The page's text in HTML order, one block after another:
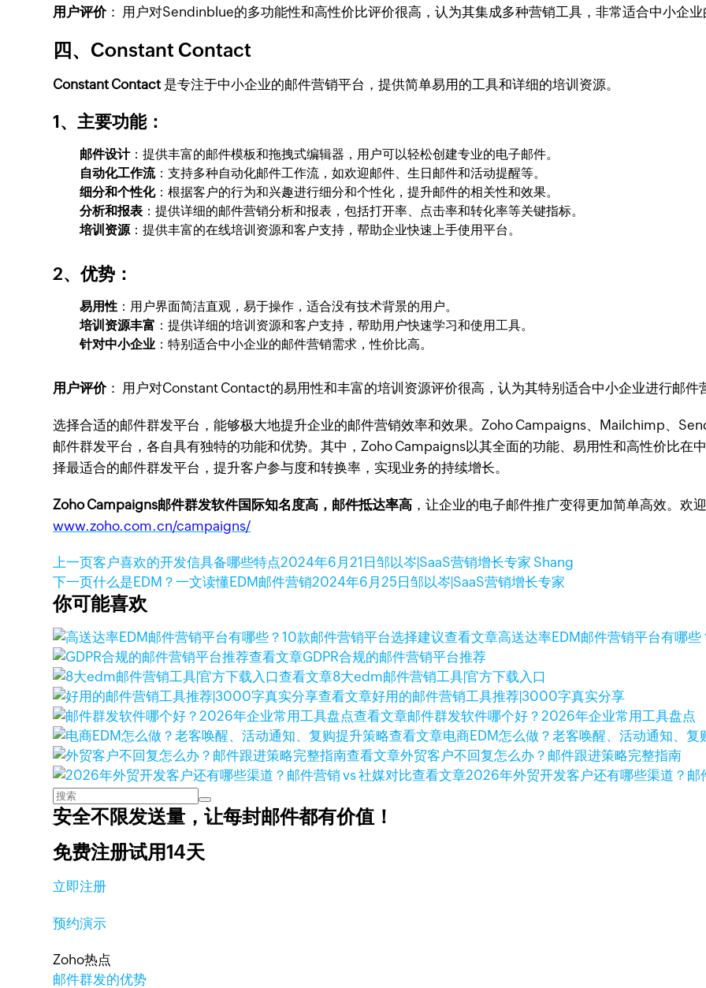
用户评价： 用户对Sendinblue的多功能性和高性价比评价很高，认为其集成多种营销工具，非常适合中小企业
四、Constant Contact
Constant Contact 是专注于中小企业的邮件营销平台，提供简单易用的工具和详细的培训资源。
1、主要功能：
邮件设计：提供丰富的邮件模板和拖拽式编辑器，用户可以轻松创建专业的电子邮件。
自动化工作流：支持多种自动化邮件工作流，如欢迎邮件、生日邮件和活动提醒等。
细分和个性化：根据客户的行为和兴趣进行细分和个性化，提升邮件的相关性和效果。
分析和报表 ：提供详细的邮件营销分析和报表，包括打开率、点击率和转化率等关键指标。
培训资源：提供丰富的在线培训资源和客户支持，帮助企业快速上手使用平台。
2、优势 ：
易用性 ：用户界面简洁直观，易于操作，适合没有技术背景的用户。
培训资源丰富 ：提供详细的培训资源和客户支持，帮助用户快速学习和使用工具。
针对中小企业 ：特别适合中小企业的邮件营销需求，性价比高。
用户评价： 用户对Constant Contact的易用性和丰富的培训资源评价很高，认为其特别适合中小企业进行邮件
选择合适的邮件群发平台，能够极大地提升企业的邮件营销效率和效果。Zoho Campaigns、Mailchimp、
邮件群发平台，各自具有独特的功能和优势。其中，Zoho Campaigns以其全面的功能、易用性和高性价比在
择最适合的邮件群发平台，提升客户参与度和转换率，实现业务的持续增长。
Zoho Campaigns邮件群发软件国际知名度高，邮件抵达率高 ，让企业的电子邮件推广变得更加简单高效。欢
www.zoho.com.cn/campaigns/
上一页客户喜欢的开发信具备哪些特点2024年6月21日邹以岑|SaaS营销增长专家 Shang
下一页什么是EDM？一文读懂EDM邮件营销2024年6月25日邹以岑|SaaS营销增长专家
你可能喜欢
查看文章高送达率EDM邮件营销平台有哪
查看文章GDPR合规的邮件营销平台推荐
查看文章8大edm邮件营销工具|官方下载入口
查看文章好用的邮件营销工具推荐|3000字真实分享
查看文章邮件群发软件哪个好？2026年企业常用工具盘点
查看文章电商EDM怎么做？老客唤醒、活动通知、复
查看文章外贸客户不回复怎么办？邮件跟进策略完整指南
查看文章2026年外贸开发客户还有哪些渠道？邮
安全不限发送量，让每封邮件都有价值！
免费注册试用14天
立即注册
预约演示
Zoho热点
邮件群发的优势